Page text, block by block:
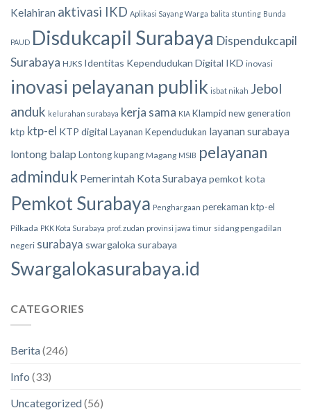
Kelahiran aktivasi IKD Aplikasi Sayang Warga balita stunting Bunda
PAUD Disdukcapil Surabaya Dispendukcapil
Surabaya HJKS Identitas Kependudukan Digital IKD inovasi
inovasi pelayanan publik isbat nikah Jebol
anduk kelurahan surabaya kerja sama KIA Klampid new generation
ktp ktp-el KTP digital Layanan Kependudukan layanan surabaya
lontong balap Lontong kupang Magang MSIB pelayanan
adminduk Pemerintah Kota Surabaya pemkot kota
Pemkot Surabaya Penghargaan perekaman ktp-el
Pilkada PKK Kota Surabaya prof. zudan provinsi jawa timur sidang pengadilan
negeri surabaya swargaloka surabaya
Swargalokasurabaya.id
CATEGORIES
Berita(246)
Info (33)
Uncategorized(56)